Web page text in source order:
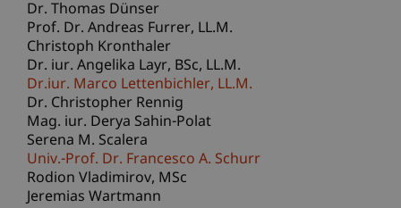
Dr. Thomas Dünser
Prof. Dr. Andreas Furrer LL.M.
Christoph Kronthaler
Dr. iur. Angelika Layr BSc, LL.M.
Dr.iur. Marco Lettenbichler LL.M.
Dr. Christopher Rennig
Mag. iur. Derya Sahin-Polat
Serena M. Scalera
Univ.-Prof. Dr. Francesco A. Schurr
Rodion Vladimirov MSc
Jeremias Wartmann